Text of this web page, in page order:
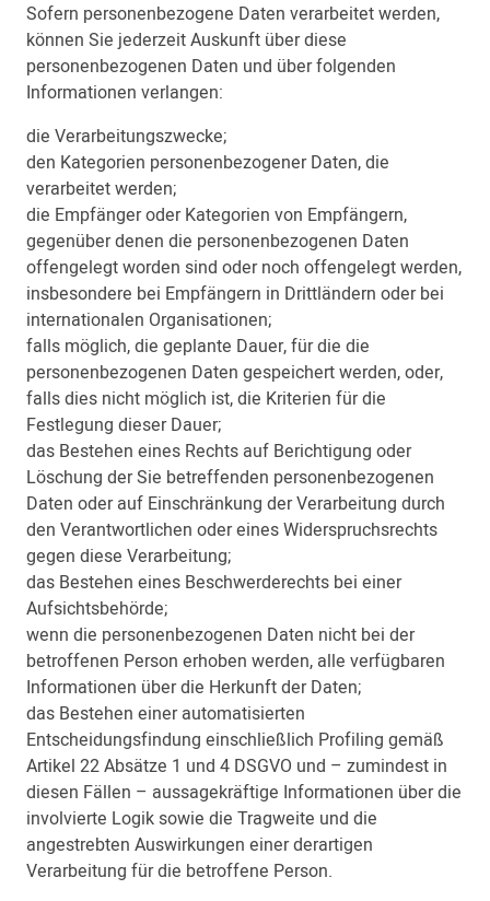
Sofern personenbezogene Daten verarbeitet werden,
können Sie jederzeit Auskunft über diese
personenbezogenen Daten und über folgenden
Informationen verlangen:
die Verarbeitungszwecke;
den Kategorien personenbezogener Daten, die
verarbeitet werden;
die Empfänger oder Kategorien von Empfängern,
gegenüber denen die personenbezogenen Daten
offengelegt worden sind oder noch offengelegt werden,
insbesondere bei Empfängern in Drittländern oder bei
internationalen Organisationen;
falls möglich, die geplante Dauer, für die die
personenbezogenen Daten gespeichert werden, oder,
falls dies nicht möglich ist, die Kriterien für die
Festlegung dieser Dauer;
das Bestehen eines Rechts auf Berichtigung oder
Löschung der Sie betreffenden personenbezogenen
Daten oder auf Einschränkung der Verarbeitung durch
den Verantwortlichen oder eines Widerspruchsrechts
gegen diese Verarbeitung;
das Bestehen eines Beschwerderechts bei einer
Aufsichtsbehörde;
wenn die personenbezogenen Daten nicht bei der
betroffenen Person erhoben werden, alle verfügbaren
Informationen über die Herkunft der Daten;
das Bestehen einer automatisierten
Entscheidungsfindung einschließlich Profiling gemäß
Artikel 22 Absätze 1 und 4 DSGVO und – zumindest in
diesen Fällen – aussagekräftige Informationen über die
involvierte Logik sowie die Tragweite und die
angestrebten Auswirkungen einer derartigen
Verarbeitung für die betroffene Person.